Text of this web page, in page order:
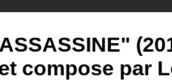
compose par